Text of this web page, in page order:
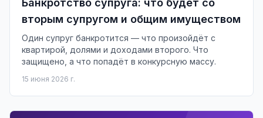
Банкротство супруга: что будет со
вторым супругом и общим имуществом
Один супруг банкротится — что произойдёт с
квартирой, долями и доходами второго. Что
защищено, а что попадёт в конкурсную массу.
15 июня 2026 г.